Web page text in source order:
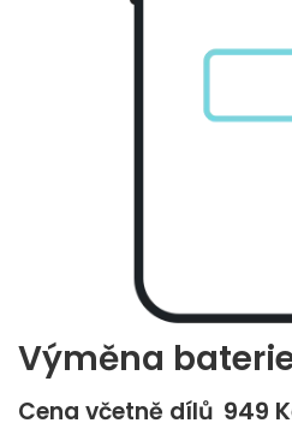
Výměna
Cena včetně dílů 949